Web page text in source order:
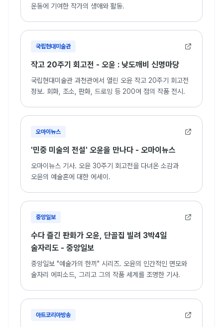
운동에 기여한 작가의 생애와 활동.
국립현대미술관
작고 20주기 회고전 - 오윤 : 낮도깨비 신명마당
국립현대미술관 과천관에서 열린 오윤 작고 20주기 회고전
정보. 회화, 조소, 판화, 드로잉 등 200여 점의 작품 전시.
오마이뉴스
'민중 미술의 전설' 오윤을 만나다 - 오마이뉴스
오마이뉴스 기사. 오윤 30주기 회고전을 다녀온 소감과
오윤의 예술혼에 대한 에세이.
중앙일보
수다 즐긴 판화가 오윤, 단골집 빌려 3박4일
술자리도 - 중앙일보
중앙일보 "예술가의 한끼" 시리즈. 오윤의 인간적인 면모와
술자리 에피소드, 그리고 그의 작품 세계를 조명한 기사.
아트코리아방송